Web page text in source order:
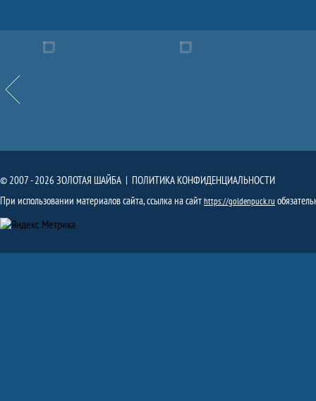
Назад
Партнёры
© 2007 - 2026 ЗОЛОТАЯ ШАЙБА | ПОЛИТИКА КОНФИДЕНЦИАЛЬНОСТИ
При использовании материалов сайта, ссылка на сайтhttps://goldenpuck.ru